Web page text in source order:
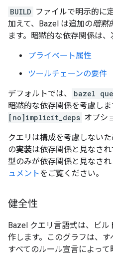
BUILD ファイルで明示的に
加えて、Bazel は追加の暗黙
ます。暗黙的な依存関係は、
プライベート属性
ツールチェーンの要件
デフォルトでは、 bazel
暗黙的な依存関係を考慮しま
[no]implicit_deps オプシ
クエリは構成を考慮しない
の実装は依存関係と見なさ
型のみが依存関係と見なされ
ュメントをご覧ください。
健全性
Bazel クエリ言語式は、ビ
作します。このグラフは、す
すべてのルール宣言によっ